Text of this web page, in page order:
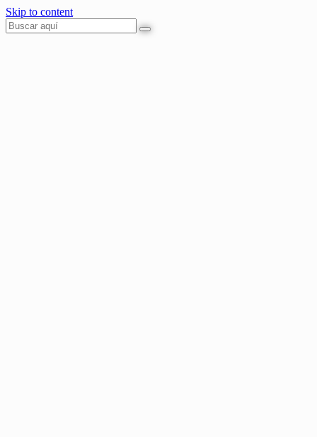
Skip to content